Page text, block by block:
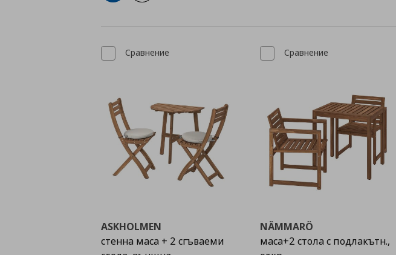
Сравнение
ASKHOLMEN
стенна маса + 2 сгъваеми
Сравнение
NÄMMARÖ
маса+2 стола с подлакътн.,